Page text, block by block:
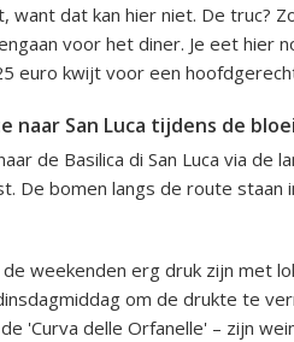
want dat kan hier niet. De truc?
voor het diner. Je eet hier
euro kwijt voor een
naar San Luca tijdens de bloei
de Basilica di San Luca via
De bomen langs de route
weekenden erg druk zijn met
om de drukte te
'Curva delle Orfanelle' – zijn